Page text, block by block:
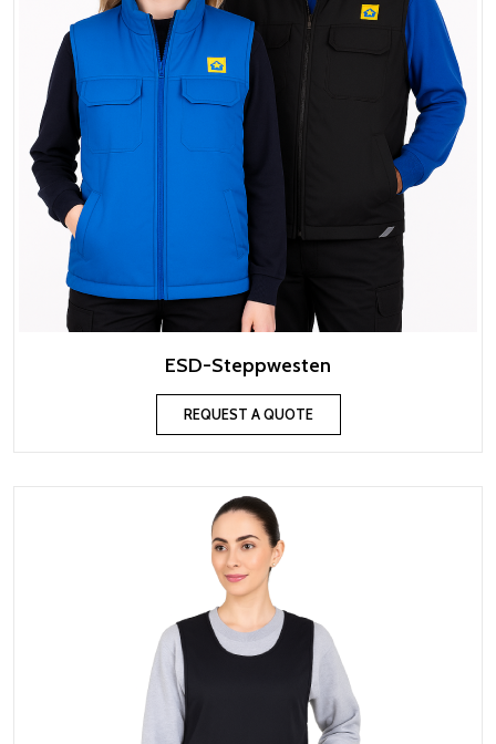
ESD-Steppwesten
REQUEST A QUOTE